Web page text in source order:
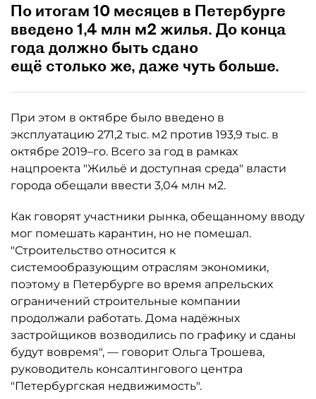
По итогам 10 месяцев в Петербурге
введено 1,4 млн м2 жилья. До конца
года должно быть сдано
ещё столько же, даже чуть больше.
При этом в октябре было введено в
эксплуатацию 271,2 тыс. м2 против 193,9 тыс. в
октябре 2019–го. Всего за год в рамках
нацпроекта "Жильё и доступная среда" власти
города обещали ввести 3,04 млн м2.
Как говорят участники рынка, обещанному вводу
мог помешать карантин, но не помешал.
"Строительство относится к
системообразующим отраслям экономики,
поэтому в Петербурге во время апрельских
ограничений строительные компании
продолжали работать. Дома надёжных
застройщиков возводились по графику и сданы
будут вовремя", — говорит Ольга Трошева,
руководитель консалтингового центра
"Петербургская недвижимость".